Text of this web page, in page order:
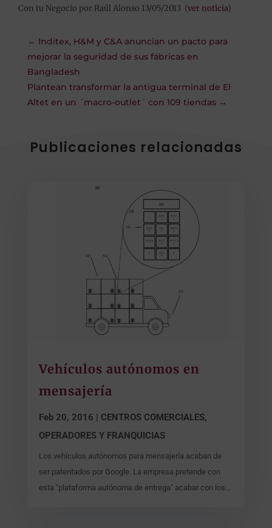
Con tu Negocio por Raúl Alonso 13/05/2013 (ver noticia)
← Inditex, H&M y C&A anuncian un pacto para
mejorar la seguridad de sus fábricas en
Bangladesh
Plantean transformar la antigua terminal de El
Altet en un ´macro-outlet´ con 109 tiendas→
Publicaciones relacionadas
Vehículos autónomos en
mensajería
Feb 20, 2016 | CENTROS COMERCIALES,
OPERADORES Y FRANQUICIAS
Los vehículos autónomos para mensajería acaban de
ser patentados por Google. La empresa pretende con
esta "plataforma autónoma de entrega" acabar con los...